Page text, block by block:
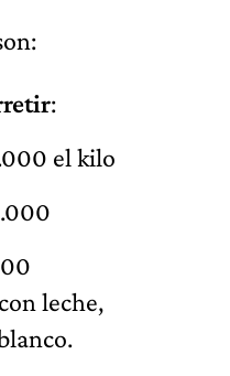
:
el kilo
leche,